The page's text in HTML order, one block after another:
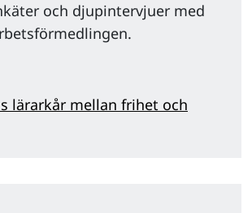
och djupintervjuer med
lärarkår mellan frihet och